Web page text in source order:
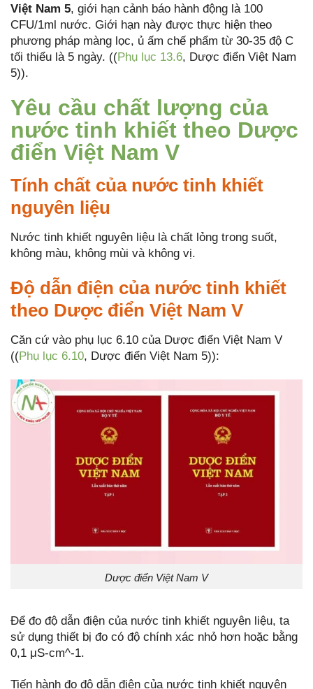
Việt Nam 5, giới hạn cảnh báo hành động là 100
CFU/1ml nước. Giới hạn này được thực hiện theo
phương pháp màng lọc, ủ ấm chế phẩm từ 30-35 độ C
tối thiểu là 5 ngày. ((Phụ lục 13.6, Dược điển Việt Nam
5)).
Yêu cầu chất lượng của
nước tinh khiết theo Dược
điển Việt Nam V
Tính chất của nước tinh khiết
nguyên liệu
Nước tinh khiết nguyên liệu là chất lỏng trong suốt,
không màu, không mùi và không vị.
Độ dẫn điện của nước tinh khiết
theo Dược điển Việt Nam V
Căn cứ vào phụ lục 6.10 của Dược điển Việt Nam V
((Phụ lục 6.10, Dược điển Việt Nam 5)):
Dược điển Việt Nam V
Để đo độ dẫn điện của nước tinh khiết nguyên liệu, ta
sử dụng thiết bị đo có độ chính xác nhỏ hơn hoặc bằng
0,1 μS-cm^-1.
Tiến hành đo độ dẫn điện của nước tinh khiết nguyên